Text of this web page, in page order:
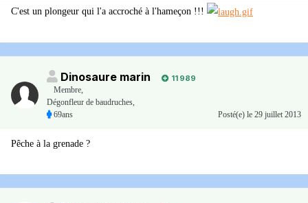
C'est un plongeur qui l'a accroché à l'hameçon !!!
Dinosaure marin
11 989
Membre,
Dégonfleur de baudruches,
69ans
Posté(e) le 29 juillet 2013
Pêche à la grenade ?